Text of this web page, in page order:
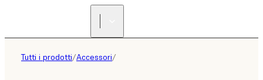
Tutti i prodotti/Accessori/